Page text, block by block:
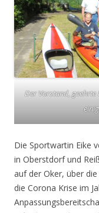
Der Vorstand,
Die Sportwartin Eike
in Oberstdorf und
auf der Oker, über
die Corona Krise im